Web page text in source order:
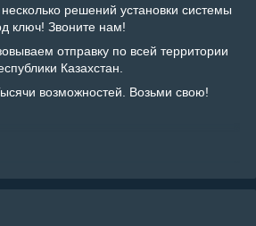
решений установки системы
ключ! Звоните нам!
отправку по всей территории
Казахстан.
возможностей. Возьми свою!